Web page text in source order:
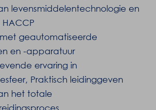
levensmiddelentechnologie en
met geautomatiseerde
en -apparatuur
ervaring in
Praktisch leidinggeven
het totale